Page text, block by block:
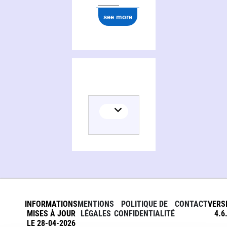
see more
INFORMATIONS
MISES À JOUR
LE 28-04-2026
MENTIONS
LÉGALES
POLITIQUE DE
CONFIDENTIALITÉ
CONTACT